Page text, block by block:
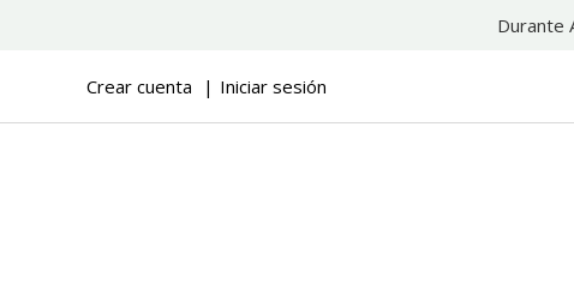
Durante
Crear cuenta Iniciar sesión